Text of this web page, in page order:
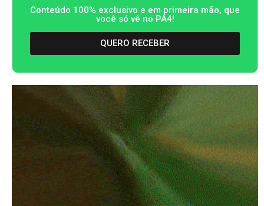
Conteúdo 100% exclusivo e em primeira mão, que
você só vê no PA4!
QUERO RECEBER